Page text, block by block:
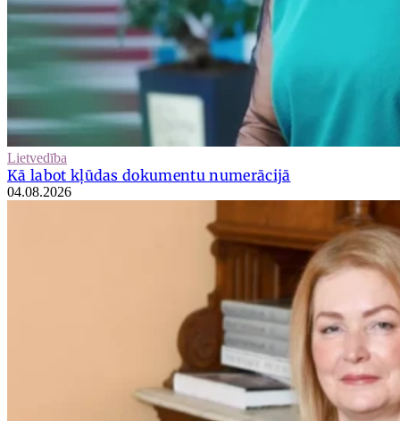
Lietvedība
Kā labot kļūdas dokumentu numerācijā
04.08.2026